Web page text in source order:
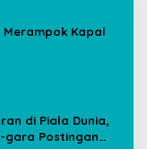
Kapal
di Piala Dunia,
gara Postingan